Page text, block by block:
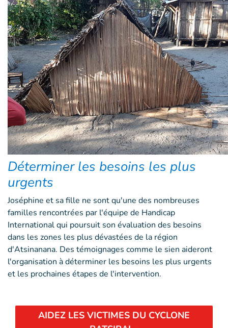
Déterminer les besoins les plus
urgents
Joséphine et sa fille ne sont qu'une des nombreuses
familles rencontrées par l'équipe de Handicap
International qui poursuit son évaluation des besoins
dans les zones les plus dévastées de la région
d'Atsinanana. Des témoignages comme le sien aideront
l'organisation à déterminer les besoins les plus urgents
et les prochaines étapes de l'intervention.
AIDEZ LES VICTIMES DU CYCLONE